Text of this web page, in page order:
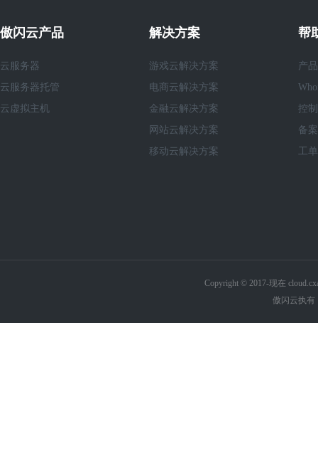
傲闪云产品
云服务器
云服务器托管
云虚拟主机
解决方案
游戏云解决方案
电商云解决方案
金融云解决方案
网站云解决方案
移动云解决方案
帮
产
控
备
工
Copyright © 2017-现在
傲闪云执有